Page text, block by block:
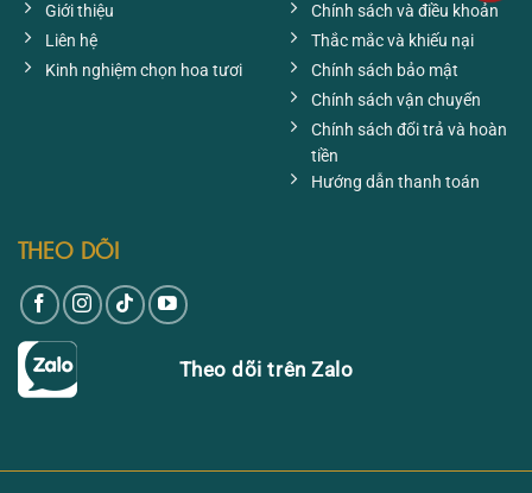
Giới thiệu
Liên hệ
Kinh nghiệm chọn hoa tươi
Chính sách và điều khoản
Thắc mắc và khiếu nại
Chính sách bảo mật
Chính sách vận chuyển
Chính sách đổi trả và hoàn
tiền
Hướng dẫn thanh toán
THEO DÕI
Theo dõi trên Zalo